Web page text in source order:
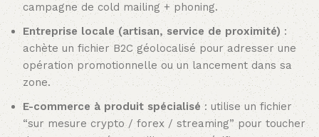
campagne de cold mailing + phoning.
Entreprise locale (artisan, service de proximité) :
achète un fichier B2C géolocalisé pour adresser une
opération promotionnelle ou un lancement dans sa
zone.
E-commerce à produit spécialisé: utilise un fichier
“sur mesure crypto / forex / streaming” pour toucher